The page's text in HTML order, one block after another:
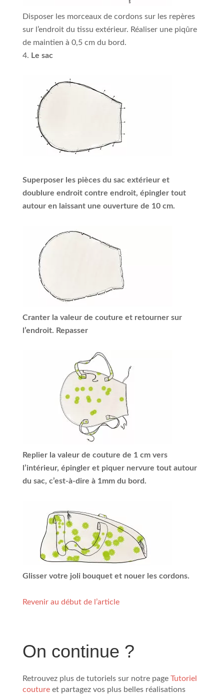
Disposer les morceaux de cordons sur les repères
sur l’endroit du tissu extérieur. Réaliser une piqûre
de maintien à 0,5 cm du bord.
Le sac
Superposer les pièces du sac extérieur et
doublure endroit contre endroit, épingler tout
autour en laissant une ouverture de 10 cm.
Cranter la valeur de couture et retourner sur
l’endroit. Repasser
Replier la valeur de couture de 1 cm vers
l’intérieur, épingler et piquer nervure tout autour
du sac, c’est-à-dire à 1mm du bord.
Glisser votre joli bouquet et nouer les cordons.
Revenir au début de l’article
On continue ?
Retrouvez plus de tutoriels sur notre page Tutoriel
couture et partagez vos plus belles réalisations